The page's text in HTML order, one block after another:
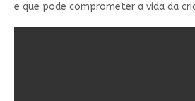
e que pode comprometer a vida da